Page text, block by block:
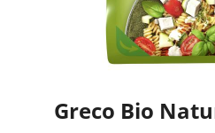
Greco Bio